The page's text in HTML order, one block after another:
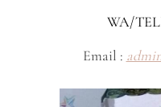
WA/
Email :